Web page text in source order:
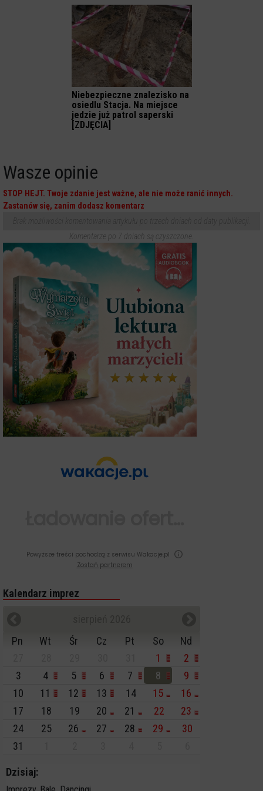
Niebezpieczne znalezisko na
osiedlu Stacja. Na miejsce
jedzie już patrol saperski
[ZDJĘCIA]
Wasze opinie
STOP HEJT. Twoje zdanie jest ważne, ale nie może ranić innych.
Zastanów się, zanim dodasz komentarz
Komentarze po 7 dniach są czyszczone.
Powyższe treści pochodzą z serwisu Wakacje.pl
Zostań partnerem
Kalendarz imprez
Pn
Wt Śr Cz Pt So
Nd
1
2
3
4 5 6 7 8
9
10
11 12 13 14 15
16
17
18 19 20 21 22
23
24
25 26 27 28 29
30
31
Dzisiaj: